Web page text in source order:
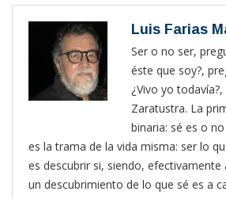
Luis Farias
Ser o no ser,
éste que soy?,
¿Vivo yo
Zaratustra. La
binaria: sé es o
es la trama de la vida misma: ser lo
es descubrir si, siendo, efectivamente
un descubrimiento de lo que sé es a